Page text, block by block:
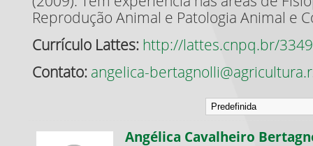
Reprodução Animal e Patologia Animal e
Currículo Lattes: http://lattes.cnpq.br/
Contato: angelica-
Angélica Cavalheiro